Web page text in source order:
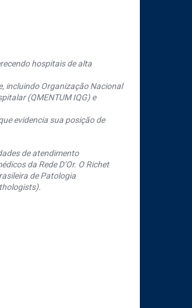
hospitais de alta
incluindo Organização Nacional
(QMENTUM IQG) e
evidencia sua posição de
de atendimento
da Rede D’Or. O Richet
de Patologia